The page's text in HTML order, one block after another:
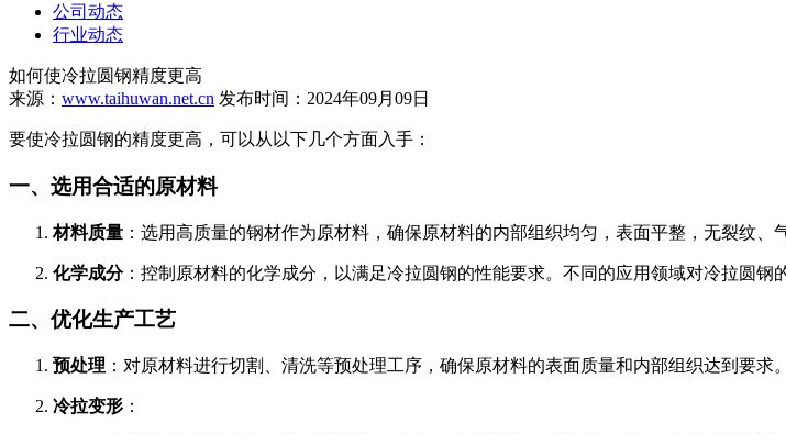
公司动态
行业动态
如何使冷拉圆钢精度更高
来源： www.taihuwan.net.cn 发布时间：2024年09月09日
要使冷拉圆钢的精度更高，可以从以下几个方面入手：
一、选用合适的原材料
1.材料质量 ：选用高质量的钢材作为原材料，确保原材料的内部组织均匀，表面平整，无裂纹
2. 化学成分：控制原材料的化学成分，以满足冷拉圆钢的性能要求。不同的应用领域对冷拉圆钢
二、优化生产工艺
1. 预处理 ：对原材料进行切割、清洗等预处理工序，确保原材料的表面质量和内部组织达到要求
2. 冷拉变形 ：